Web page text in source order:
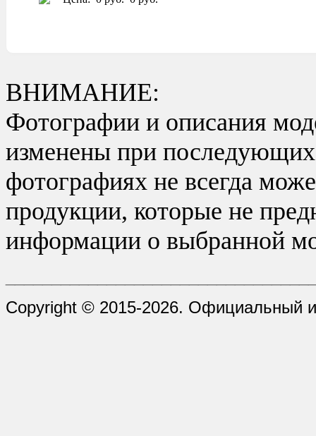
ВНИМАНИЕ:
Фотографии и описания
изменены при последующих
фотографиях не всегда
продукции, которые не
информации о выбранной
Copyright © 2015-2026. Официальный